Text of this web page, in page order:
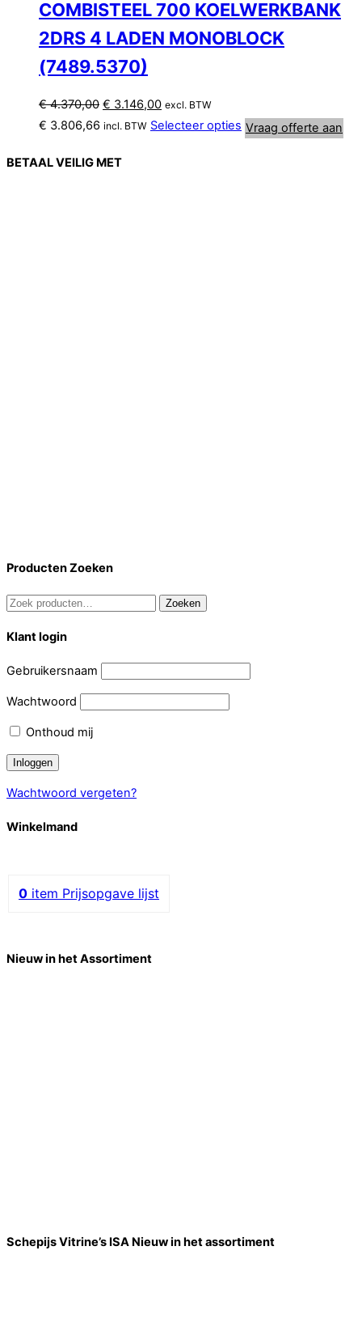
COMBISTEEL 700 KOELWERKBANK
2DRS 4 LADEN MONOBLOCK
(7489.5370)
€4.370,00 Oorspronkelijke
prijs
€ 4.370,00.
€ 3.146,00Huidige
prijs
excl. BTW
€ 3.806,66 incl. BTW Selecteer opties Vraag offerte aan
BETAAL VEILIG MET
Producten Zoeken
Zoeken
Zoeken
Klant login
Gebruikersnaam
Wachtwoord
Onthoud mij
Wachtwoord vergeten?
Winkelmand
0 item Prijsopgave lijst
Nieuw in het Assortiment
Schepijs Vitrine’s ISA Nieuw in het assortiment